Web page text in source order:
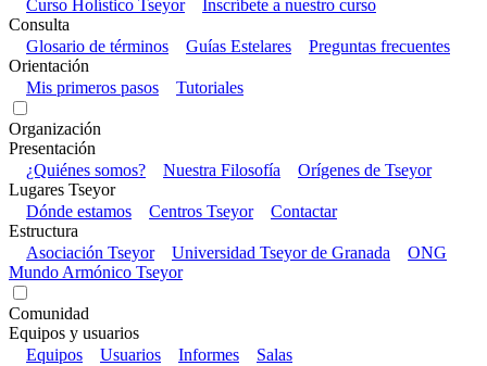
Curso Holístico Tseyor
Inscríbete a nuestro curso
Consulta
Glosario de términos
Guías Estelares
Preguntas frecuentes
Orientación
Mis primeros pasos
Tutoriales
Organización
Presentación
¿Quiénes somos?
Nuestra Filosofía
Orígenes de Tseyor
Lugares Tseyor
Dónde estamos
Centros Tseyor
Contactar
Estructura
Asociación Tseyor
Universidad Tseyor de Granada
ONG
Mundo Armónico Tseyor
Comunidad
Equipos y usuarios
Equipos
Usuarios Informes
Salas